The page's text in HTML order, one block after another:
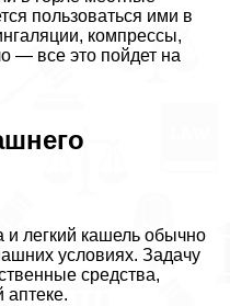
пользоваться ими в
компрессы,
— все это пойдет на
и легкий кашель обычно
условиях. Задачу
средства,
аптеке.